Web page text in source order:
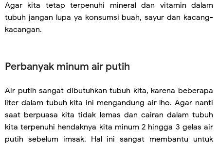
Agar kita tetap terpenuhi mineral dan vitamin dalam
tubuh jangan lupa ya konsumsi buah, sayur dan kacang-
kacangan.
Perbanyak minum air putih
Air putih sangat dibutuhkan tubuh kita, karena beberapa
liter dalam tubuh kita ini mengandung air lho. Agar nanti
saat berpuasa kita tidak lemas dan cairan dalam tubuh
kita terpenuhi hendaknya kita minum 2 hingga 3 gelas air
putih sebelum imsak. Hal ini sangat membantu untuk